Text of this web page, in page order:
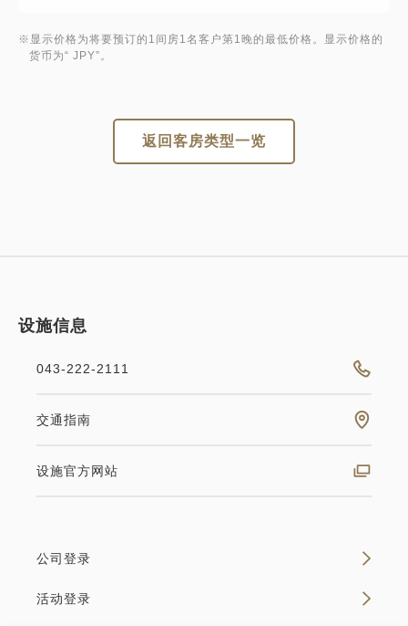
※显示价格为将要预订的1间房1名客户第1晚的最低价格。显示价格的
货币为“ JPY”。
返回客房类型一览
设施信息
043-222-2111
交通指南
设施官方网站
公司登录
活动登录